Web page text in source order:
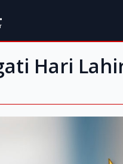
Hari